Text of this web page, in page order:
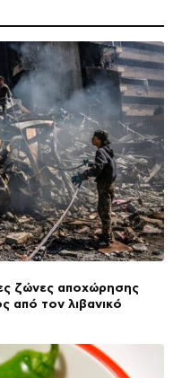
ζώνες αποχώρησης
από τον λιβανικό